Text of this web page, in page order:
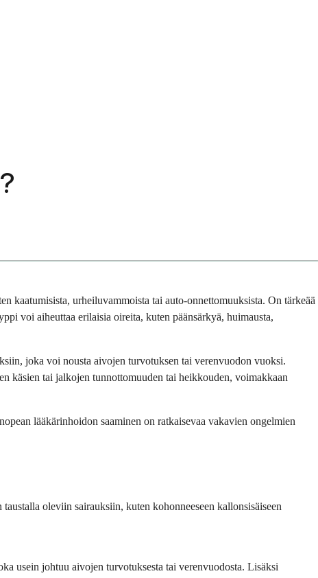
kaatumisista, urheiluvammoista tai auto-onnettomuuksista. On tärkeää
voi aiheuttaa erilaisia oireita, kuten päänsärkyä, huimausta,
joka voi nousta aivojen turvotuksen tai verenvuodon vuoksi.
käsien tai jalkojen tunnottomuuden tai heikkouden, voimakkaan
lääkärinhoidon saaminen on ratkaisevaa vakavien ongelmien
oleviin sairauksiin, kuten kohonneeseen kallonsisäiseen
usein johtuu aivojen turvotuksesta tai verenvuodosta. Lisäksi